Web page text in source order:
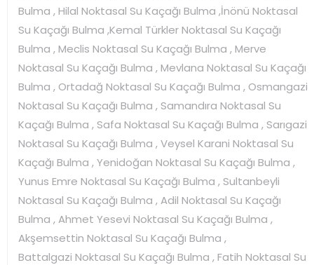
Bulma , Hilal Noktasal Su Kaçağı Bulma ,İnönü Noktasal
Su Kaçağı Bulma ,Kemal Türkler Noktasal Su Kaçağı
Bulma , Meclis Noktasal Su Kaçağı Bulma , Merve
Noktasal Su Kaçağı Bulma , Mevlana Noktasal Su Kaçağı
Bulma , Ortadağ Noktasal Su Kaçağı Bulma , Osmangazi
Noktasal Su Kaçağı Bulma , Samandıra Noktasal Su
Kaçağı Bulma , Safa Noktasal Su Kaçağı Bulma , Sarıgazi
Noktasal Su Kaçağı Bulma , Veysel Karani Noktasal Su
Kaçağı Bulma , Yenidoğan Noktasal Su Kaçağı Bulma ,
Yunus Emre Noktasal Su Kaçağı Bulma , Sultanbeyli
Noktasal Su Kaçağı Bulma , Adil Noktasal Su Kaçağı
Bulma , Ahmet Yesevi Noktasal Su Kaçağı Bulma ,
Akşemsettin Noktasal Su Kaçağı Bulma ,
Battalgazi Noktasal Su Kaçağı Bulma , Fatih Noktasal Su